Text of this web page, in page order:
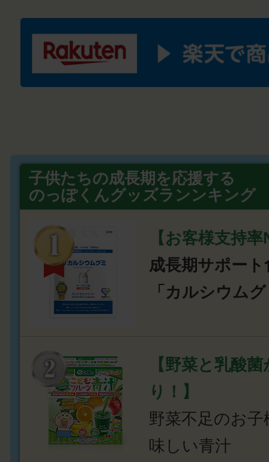
子供たちの成長期を応援する
のっぽくんグッズランンキング
【お客様支持
成長期サポート
「カルシウム
【野菜と乳酸
り！】
野菜不足のお
味しい青汁